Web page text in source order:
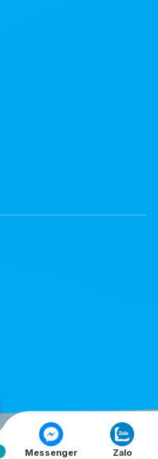
Messenger Zalo